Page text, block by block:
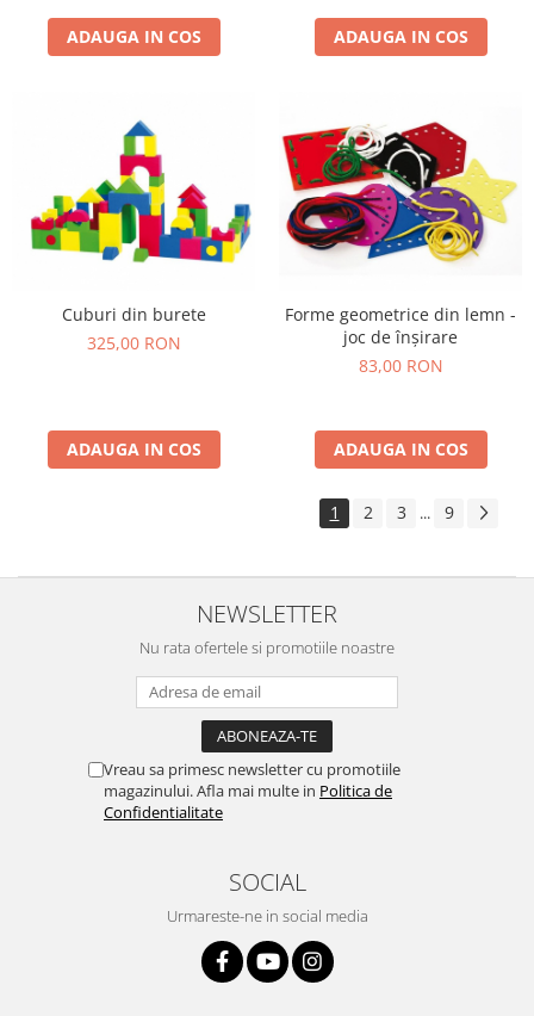
ADAUGA IN COS ADAUGA IN COS
Cuburi din burete
325,00 RON
ADAUGA IN COS
Forme geometrice din lemn -
joc de înșirare
83,00 RON
ADAUGA IN COS
1 2 3 ... 9
NEWSLETTER
Nu rata ofertele si promotiile noastre
Vreau sa primesc newsletter cu promotiile
magazinului. Afla mai multe in Politica de
Confidentialitate
SOCIAL
Urmareste-ne in social media